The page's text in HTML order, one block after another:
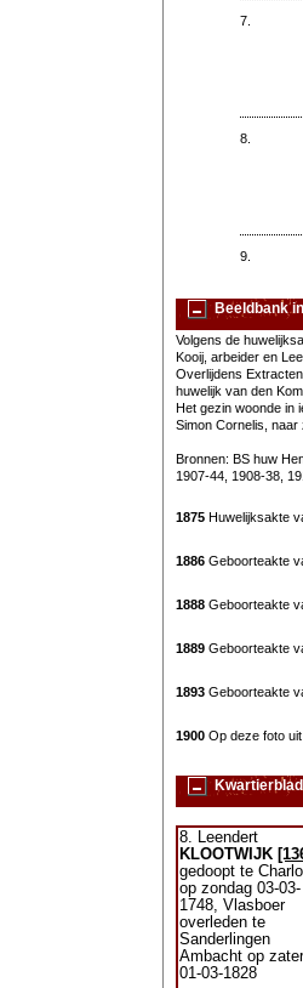
7.
8.
9.
Beeldbank
Volgens de
Kooij, arbeider en
Overlijdens
huwelijk van den
Het gezin woonde in
Simon Cornelis, naar
Bronnen: BS huw
1907-44, 1908-38,
1875 Huwelijksakte
1886 Geboorteakte
1888 Geboorteakte
1889 Geboorteakte
1893 Geboorteakte
1900 Op deze foto
8. Leendert
KLOOTWIJK
gedoopt te
op zondag 03-03-
1748, Vlasboer
overleden te
Sanderlingen
Ambacht op
01-03-1828